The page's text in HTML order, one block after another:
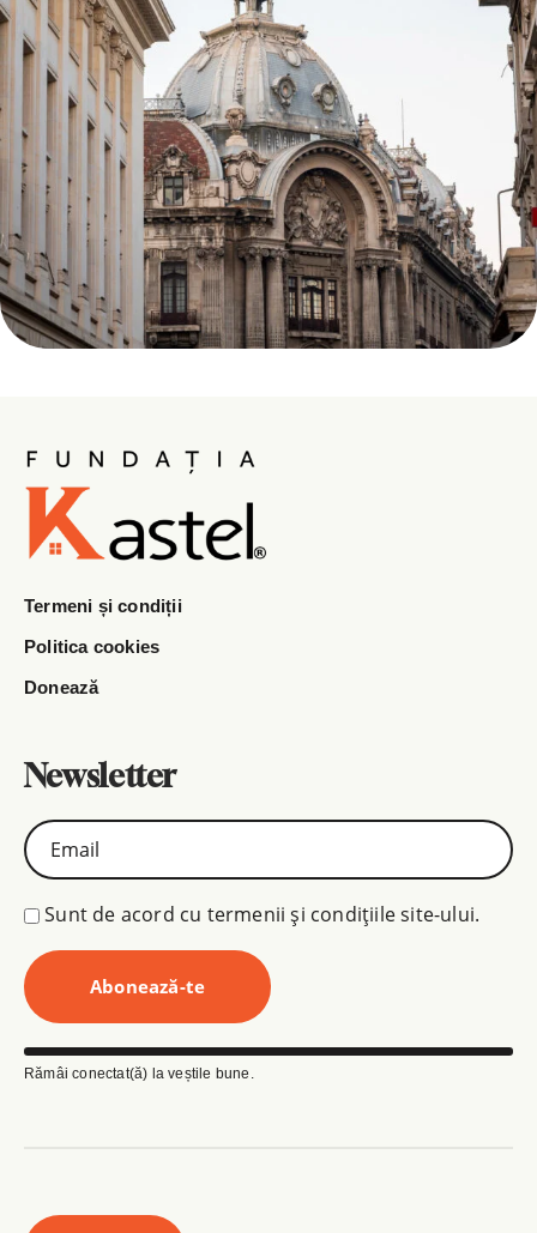
Termeni și condiții
Politica cookies
Donează
Newsletter
Sunt de acord cu termenii și condițiile site-ului.
Rămâi conectat(ă) la veștile bune.